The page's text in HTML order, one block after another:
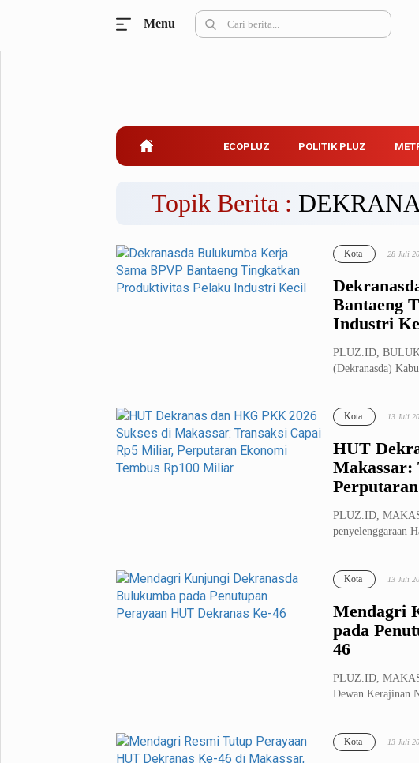
Belanja
Kuliner
Pemilu
Partai Politik
Hukum & Kriminal
Internasional
Citizen
Pemerintahan
Bulutangkis
Parenting
Menu
ECOPLUZ POLITIK PLUZ
Topik Berita :
Bantaeng
Industri
Kota 28 Juli
PLUZ.ID,
(Dekranasda)
HUT
Makassar:
Kota 13 Juli
PLUZ.ID,
penyelenggaraan
Mendagri
pada
46
Kota 13 Juli
PLUZ.ID,
Dewan Kerajinan
Kota 13 Juli